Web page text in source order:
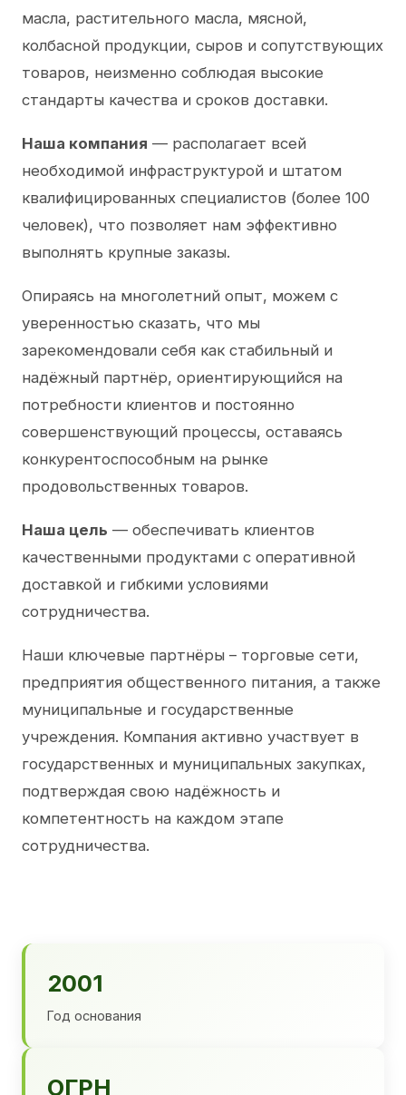
масла, растительного масла, мясной,
колбасной продукции, сыров и сопутствующих
товаров, неизменно соблюдая высокие
стандарты качества и сроков доставки.
Наша компания — располагает всей
необходимой инфраструктурой и штатом
квалифицированных специалистов (более 100
человек), что позволяет нам эффективно
выполнять крупные заказы.
Опираясь на многолетний опыт, можем с
уверенностью сказать, что мы
зарекомендовали себя как стабильный и
надёжный партнёр, ориентирующийся на
потребности клиентов и постоянно
совершенствующий процессы, оставаясь
конкурентоспособным на рынке
продовольственных товаров.
Наша цель — обеспечивать клиентов
качественными продуктами с оперативной
доставкой и гибкими условиями
сотрудничества.
Наши ключевые партнёры – торговые сети,
предприятия общественного питания, а также
муниципальные и государственные
учреждения. Компания активно участвует в
государственных и муниципальных закупках,
подтверждая свою надёжность и
компетентность на каждом этапе
сотрудничества.
2001
Год основания
ОГРН